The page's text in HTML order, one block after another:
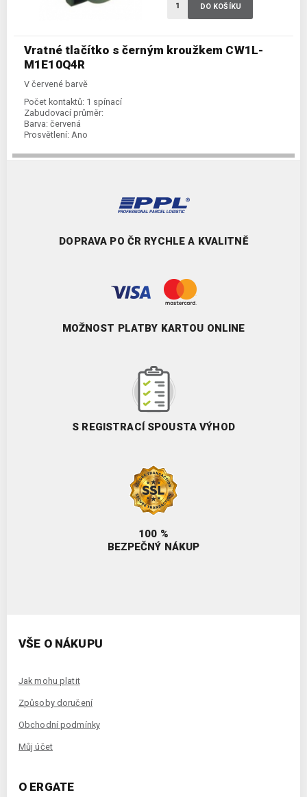
Vratné tlačítko s černým kroužkem CW1L-
M1E10Q4R
V červené barvě
Počet kontaktů: 1 spínací
Zabudovací průměr:
Barva: červená
Prosvětlení: Ano
DO KOŠÍKU
DOPRAVA PO ČR RYCHLE A KVALITNĚ
MOŽNOST PLATBY KARTOU ONLINE
S REGISTRACÍ SPOUSTA VÝHOD
100 %
BEZPEČNÝ NÁKUP
VŠE O NÁKUPU
Jak mohu platit
Způsoby doručení
Obchodní podmínky
Můj účet
O ERGATE